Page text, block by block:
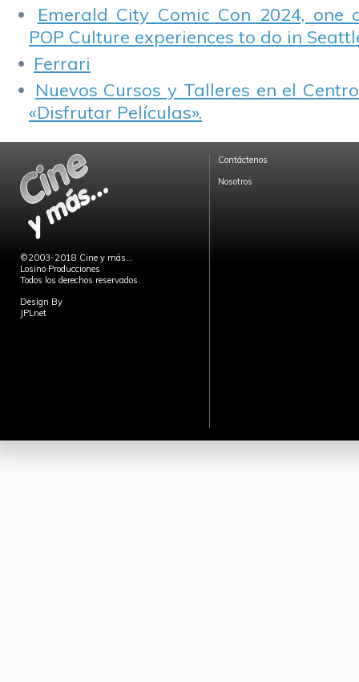
Emerald City Comic Con 2024,
POP Culture experiences to do in
Ferrari
Nuevos Cursos y Talleres en el
«Disfrutar Películas».
©2003-2018 Cine y más...
Losino Producciones
Todos los derechos reservados.
Design By
JPLnet
Contáctenos
Nosotros